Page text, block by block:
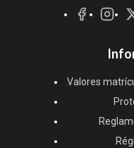
Sociales
Valores